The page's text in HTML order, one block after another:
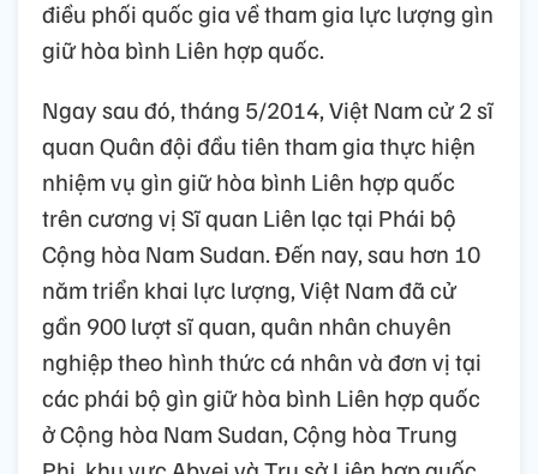
điều phối quốc gia về tham gia lực lượng gìn
giữ hòa bình Liên hợp quốc.
Ngay sau đó, tháng 5/2014, Việt Nam cử 2 sĩ
quan Quân đội đầu tiên tham gia thực hiện
nhiệm vụ gìn giữ hòa bình Liên hợp quốc
trên cương vị Sĩ quan Liên lạc tại Phái bộ
Cộng hòa Nam Sudan. Đến nay, sau hơn 10
năm triển khai lực lượng, Việt Nam đã cử
gần 900 lượt sĩ quan, quân nhân chuyên
nghiệp theo hình thức cá nhân và đơn vị tại
các phái bộ gìn giữ hòa bình Liên hợp quốc
ở Cộng hòa Nam Sudan, Cộng hòa Trung